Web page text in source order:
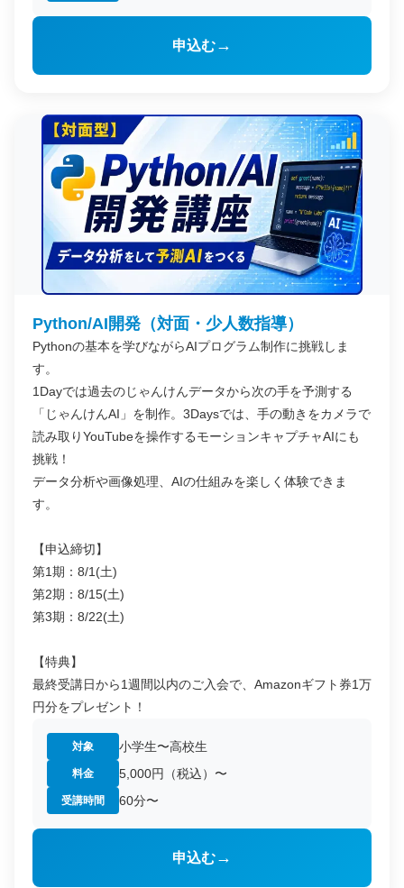
申込む→
Python/AI開発（対面・少人数指導）
Pythonの基本を学びながらAIプログラム制作に挑戦しま
す。
1Dayでは過去のじゃんけんデータから次の手を予測する
「じゃんけんAI」を制作。3Daysでは、手の動きをカメラで
読み取りYouTubeを操作するモーションキャプチャAIにも
挑戦！
データ分析や画像処理、AIの仕組みを楽しく体験できま
す。
【申込締切】
第1期：8/1(土)
第2期：8/15(土)
第3期：8/22(土)
【特典】
最終受講日から1週間以内のご入会で、Amazonギフト券1万
円分をプレゼント！
対象 小学生〜高校生
料金 5,000円（税込）〜
受講時間 60分〜
申込む→